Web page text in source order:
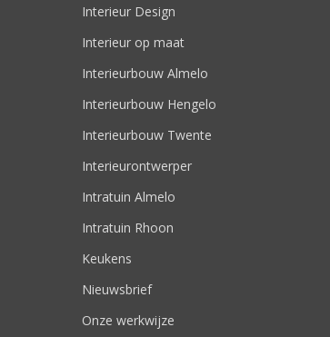
Interieur Design
Interieur op maat
Interieurbouw Almelo
Interieurbouw Hengelo
Interieurbouw Twente
Interieurontwerper
Intratuin Almelo
Intratuin Rhoon
Keukens
Nieuwsbrief
Onze werkwijze